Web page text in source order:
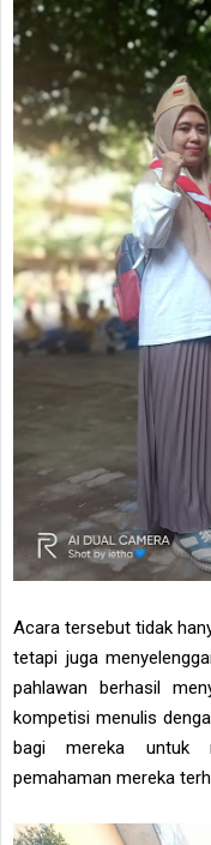
Acara tersebut tidak
tetapi juga
pahlawan berhasil
kompetisi menulis
bagi mereka untuk
pemahaman mereka